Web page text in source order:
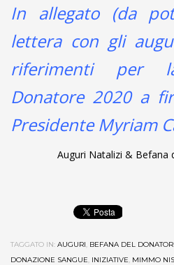
In allegato (da
lettera con gli
riferimenti per
Donatore 2020 a
Presidente Myriam
Auguri Natalizi & Befana
TAGGATO IN: AUGURI, BEFANA DEL
DONAZIONE SANGUE, INIZIATIVE, MIMMO